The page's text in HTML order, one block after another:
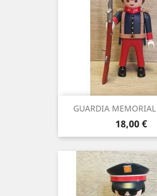
GUARDIA MEMORIAL
Precio
18,00 €